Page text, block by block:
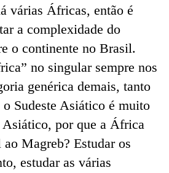
várias Áfricas, então é
a complexidade do
o continente no Brasil.
no singular sempre nos
genérica demais, tanto
Sudeste Asiático é muito
por que a África
Magreb? Estudar os
estudar as várias